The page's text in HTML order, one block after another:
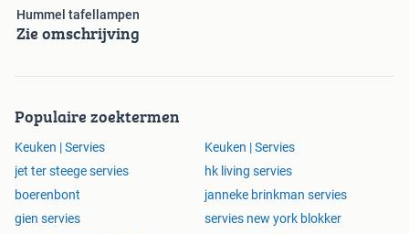
Hummel tafellampen
Zie omschrijving
Populaire zoektermen
Keuken | Servies
Keuken | Servies
jet ter steege servies
hk living servies
boerenbont
janneke brinkman servies
gien servies
servies new york blokker